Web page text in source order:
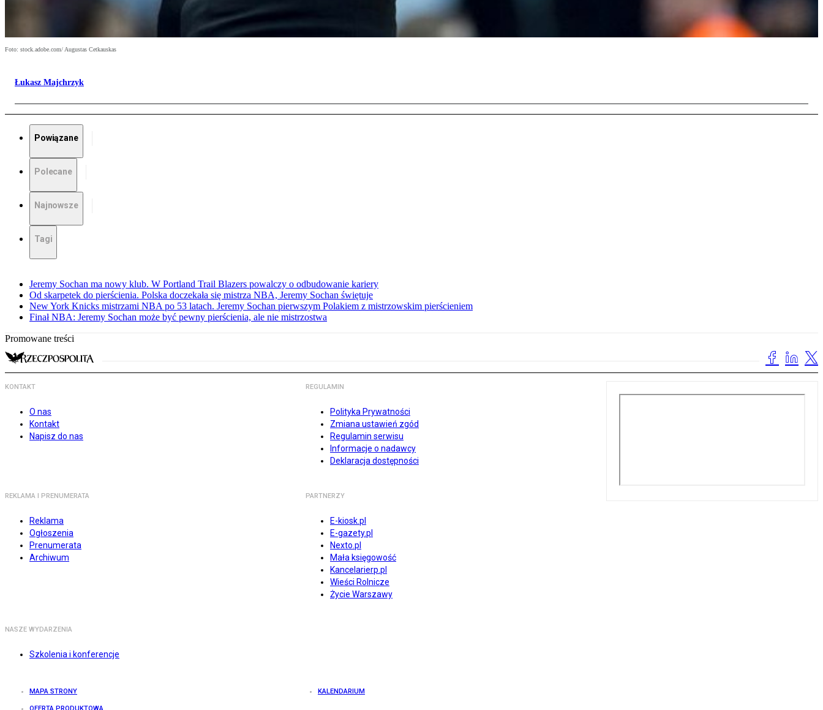
Foto: stock.adobe.com/ Augustas Cetkauskas
Łukasz Majchrzyk
Powiązane
Polecane
Najnowsze
Tagi
Jeremy Sochan ma nowy klub. W Portland Trail Blazers powalczy o odbudowanie kariery
Od skarpetek do pierścienia. Polska doczekała się mistrza NBA, Jeremy Sochan świętuje
New York Knicks mistrzami NBA po 53 latach. Jeremy Sochan pierwszym Polakiem z mistrzowskim pierścieniem
Finał NBA: Jeremy Sochan może być pewny pierścienia, ale nie mistrzostwa
Promowane treści
KONTAKT
O nas
Kontakt
Napisz do nas
REGULAMIN
Polityka Prywatności
Zmiana ustawień zgód
Regulamin serwisu
Informacje o nadawcy
Deklaracja dostępności
REKLAMA I PRENUMERATA
Reklama
Ogłoszenia
Prenumerata
Archiwum
PARTNERZY
E-kiosk.pl
E-gazety.pl
Nexto.pl
Mała księgowość
Kancelarierp.pl
Wieści Rolnicze
Życie Warszawy
NASZE WYDARZENIA
Szkolenia i konferencje
MAPA STRONY KALENDARIUM